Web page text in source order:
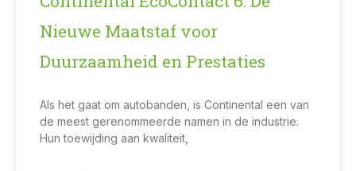
Nieuwe Maatstaf voor
Duurzaamheid en Prestaties
Als het gaat om autobanden, is Continental een van
de meest gerenommeerde namen in de industrie.
Hun toewijding aan kwaliteit,